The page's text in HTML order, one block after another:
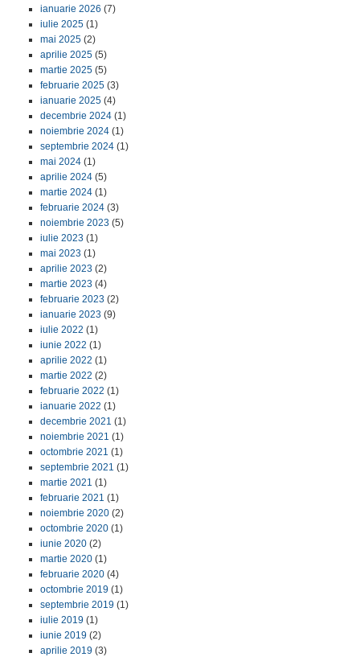
ianuarie 2026 (7)
iulie 2025 (1)
mai 2025 (2)
aprilie 2025 (5)
martie 2025 (5)
februarie 2025 (3)
ianuarie 2025 (4)
decembrie 2024 (1)
noiembrie 2024 (1)
septembrie 2024 (1)
mai 2024 (1)
aprilie 2024 (5)
martie 2024 (1)
februarie 2024 (3)
noiembrie 2023 (5)
iulie 2023 (1)
mai 2023 (1)
aprilie 2023 (2)
martie 2023 (4)
februarie 2023 (2)
ianuarie 2023 (9)
iulie 2022 (1)
iunie 2022 (1)
aprilie 2022 (1)
martie 2022 (2)
februarie 2022 (1)
ianuarie 2022 (1)
decembrie 2021 (1)
noiembrie 2021 (1)
octombrie 2021 (1)
septembrie 2021 (1)
martie 2021 (1)
februarie 2021 (1)
noiembrie 2020 (2)
octombrie 2020 (1)
iunie 2020 (2)
martie 2020 (1)
februarie 2020 (4)
octombrie 2019 (1)
septembrie 2019 (1)
iulie 2019 (1)
iunie 2019 (2)
aprilie 2019 (3)